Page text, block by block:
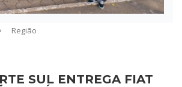
Região
SUL ENTREGA FIAT